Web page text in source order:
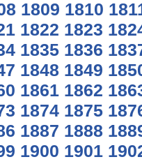
1809 1810
1822 1823
1835 1836
1848 1849
1861 1862
1874 1875
1887 1888
1900 1901